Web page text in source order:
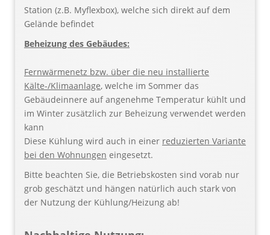
Station (z.B. Myflexbox), welche sich direkt auf dem
Gelände befindet
Beheizung des Gebäudes:
Fernwärmenetz bzw. über die neu installierte
Kälte-/Klimaanlage, welche im Sommer das
Gebäudeinnere auf angenehme Temperatur kühlt und
im Winter zusätzlich zur Beheizung verwendet werden
kann
Diese Kühlung wird auch in einer reduzierten Variante
bei den Wohnungen eingesetzt.
Bitte beachten Sie, die Betriebskosten sind vorab nur
grob geschätzt und hängen natürlich auch stark von
der Nutzung der Kühlung/Heizung ab!